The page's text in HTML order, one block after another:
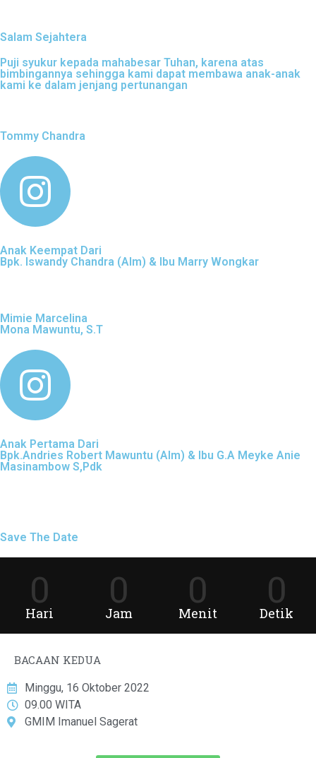
Salam Sejahtera
Puji syukur kepada mahabesar Tuhan, karena atas
bimbingannya sehingga kami dapat membawa anak-anak
kami ke dalam jenjang pertunangan
Tommy Chandra
Anak Keempat Dari
Bpk. Iswandy Chandra (Alm) & Ibu Marry Wongkar
Mimie Marcelina
Mona Mawuntu, S.T
Anak Pertama Dari
Bpk.Andries Robert Mawuntu (Alm) & Ibu G.A Meyke Anie
Masinambow S,Pdk
Save The Date
0
Hari
0
Jam
0
Menit
0
Detik
BACAAN KEDUA
Minggu, 16 Oktober 2022
09.00 WITA
GMIM Imanuel Sagerat